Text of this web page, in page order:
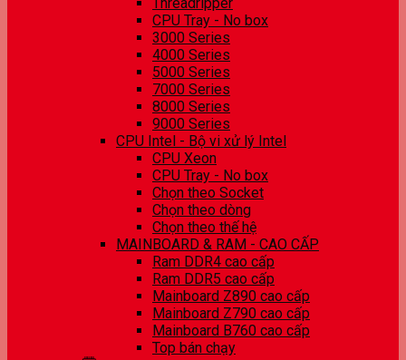
CPU Tray - No box
3000 Series
4000 Series
5000 Series
7000 Series
8000 Series
9000 Series
CPU Intel - Bộ vi xử lý Intel
CPU Xeon
CPU Tray - No box
Chọn theo Socket
Chọn theo dòng
Chọn theo thế hệ
MAINBOARD & RAM - CAO CẤP
Ram DDR4 cao cấp
Ram DDR5 cao cấp
Mainboard Z890 cao cấp
Mainboard Z790 cao cấp
Mainboard B760 cao cấp
Top bán chạy